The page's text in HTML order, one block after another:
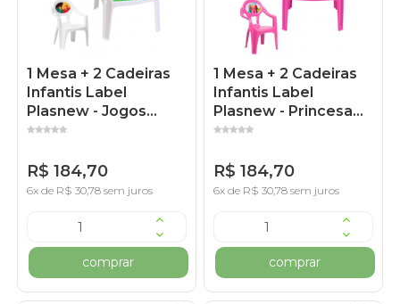
1 Mesa + 2 Cadeiras
Infantis Label
Plasnew - Jogos
Branco
R$ 184,70
6x de R$ 30,78 sem juros
comprar
1 Mesa + 2 Cadeiras
Infantis Label
Plasnew - Princesa
Rosa
R$ 184,70
6x de R$ 30,78 sem juros
comprar